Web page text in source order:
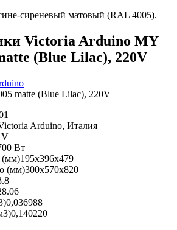
сиреневый матовый (RAL 4005).
Victoria Arduino MY
(Blue Lilac), 220V
matte (Blue Lilac), 220V
Arduino, Италия
V
Вт
(мм)195x396x479
(мм)300x570x820
0,036988
0,140220